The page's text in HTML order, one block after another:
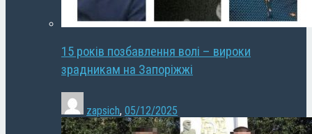
15 років позбавлення волі – вироки
зрадникам на Запоріжжі
zapsich, 05/12/2025